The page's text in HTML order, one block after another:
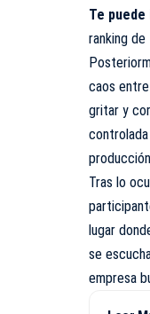
Te
ranking
caos
gritar y
Tras lo
lugar
se
empresa